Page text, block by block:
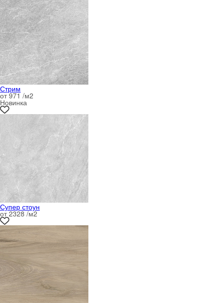
Стрим
от 971 /м2
Новинка
Супер стоун
от 2328 /м2